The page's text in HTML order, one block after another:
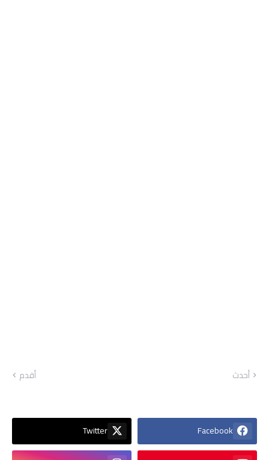
أحدث أقدم
Facebook
Twitter